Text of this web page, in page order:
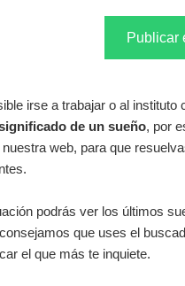
irse a trabajar o al instituto
de un sueño, por
web, para que
podrás ver los últimos
que uses el
el que más te inquiete.